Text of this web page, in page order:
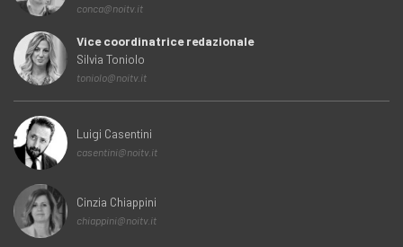
conca@noitv.it
Vice coordinatrice redazionale
Silvia Toniolo
toniolo@noitv.it
Luigi Casentini
casentini@noitv.it
Cinzia Chiappini
chiappini@noitv.it